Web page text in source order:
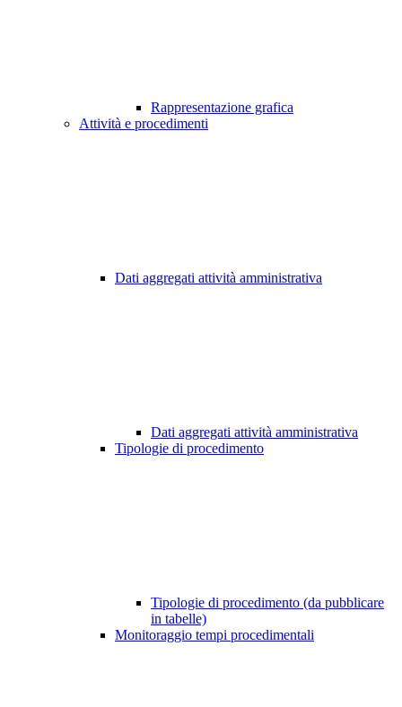
Rappresentazione grafica
Attività e procedimenti
Dati aggregati attività amministrativa
Dati aggregati attività amministrativa
Tipologie di procedimento
Tipologie di procedimento (da pubblicare
in tabelle)
Monitoraggio tempi procedimentali